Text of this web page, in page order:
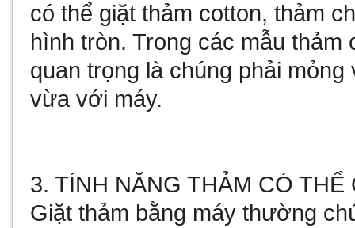
có thể giặt thảm cotton, thảm
hình tròn. Trong các mẫu thảm
quan trọng là chúng phải
vừa với máy.
3. TÍNH NĂNG THẢM CÓ THỂ
Giặt thảm bằng máy thường